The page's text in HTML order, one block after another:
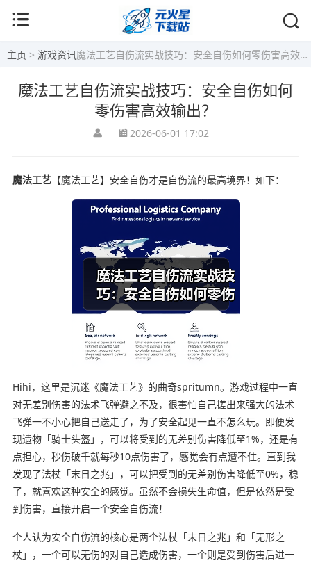
主页 > 游戏资讯魔法工艺自伤流实战技巧：安全自伤如何零伤害高效输出？
魔法工艺自伤流实战技巧：安全自伤如何
零伤害高效输出？
2026-06-01 17:02
魔法工艺【魔法工艺】安全自伤才是自伤流的最高境界！如下：
Hihi，这里是沉迷《魔法工艺》的曲奇spritumn。游戏过程中一直
对无差别伤害的法术飞弹避之不及，很害怕自己搓出来强大的法术
飞弹一不小心把自己送走了，为了安全起见一直不怎么玩。即便发
现遗物「骑士头盔」，可以将受到的无差别伤害降低至1%，还是有
点担心，秒伤破千就每秒10点伤害了，感觉会有点遭不住。直到我
发现了法杖「末日之兆」，可以把受到的无差别伤害降低至0%，稳
了，就喜欢这种安全的感觉。虽然不会损失生命值，但是依然是受
到伤害，直接开启一个安全自伤流！
个人认为安全自伤流的核心是两个法杖「末日之兆」和「无形之
杖」，一个可以无伤的对自己造成伤害，一个则是受到伤害后进一